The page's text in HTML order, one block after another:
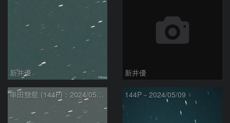
新井優 新井優
串田彗星 (144P)：2024/05/11 144P－2024/05/09